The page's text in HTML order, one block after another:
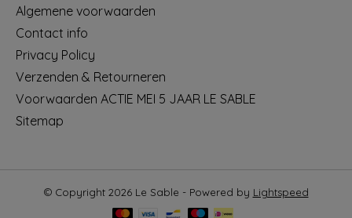
Algemene voorwaarden
Contact info
Privacy Policy
Verzenden & Retourneren
Voorwaarden ACTIE MEI 5 JAAR LE SABLE
Sitemap
© Copyright 2026 Le Sable - Powered by Lightspeed